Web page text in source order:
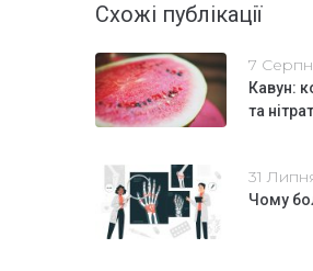
Схожі публікації
7
Кавун:
та
31
Чому